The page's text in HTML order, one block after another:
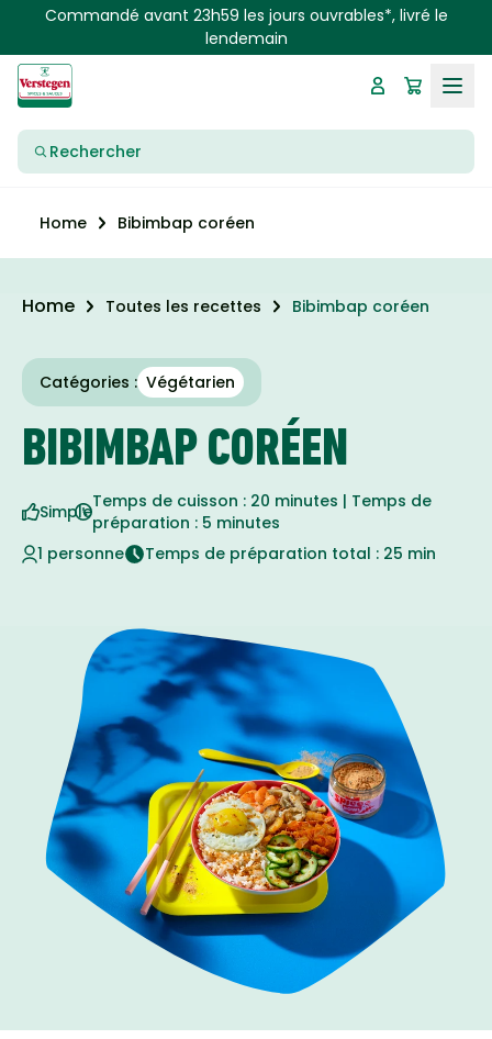
Skip to main content
Commandé avant 23h59 les jours ouvrables*, livré le
lendemain
Rechercher
Home Bibimbap coréen
Home Toutes les recettes Bibimbap coréen
Catégories : Végétarien
BIBIMBAP CORÉEN
SimpleTemps de cuisson : 20 minutes | Temps de
préparation : 5 minutes
1 personne
Temps de préparation total : 25 min